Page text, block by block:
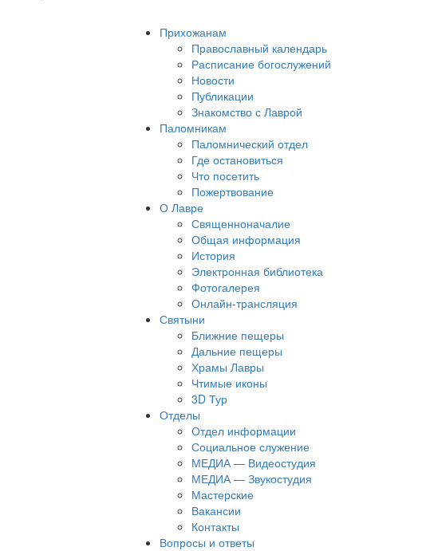
Прихожанам
Православный календарь
Расписание богослужений
Новости
Публикации
Знакомство с Лаврой
Паломникам
Паломнический отдел
Где остановиться
Что посетить
Пожертвование
О Лавре
Священноначалие
Общая информация
История
Электронная библиотека
Фотогалерея
Онлайн-трансляция
Святыни
Ближние пещеры
Дальние пещеры
Храмы Лавры
Чтимые иконы
3D Тур
Отделы
Отдел информации
Социальное служение
МЕДИА — Видеостудия
МЕДИА — Звукостудия
Мастерские
Вакансии
Контакты
Вопросы и ответы